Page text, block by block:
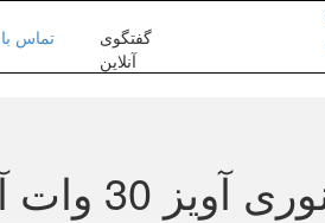
تماس
گفتگوی
آنلاین
لاین